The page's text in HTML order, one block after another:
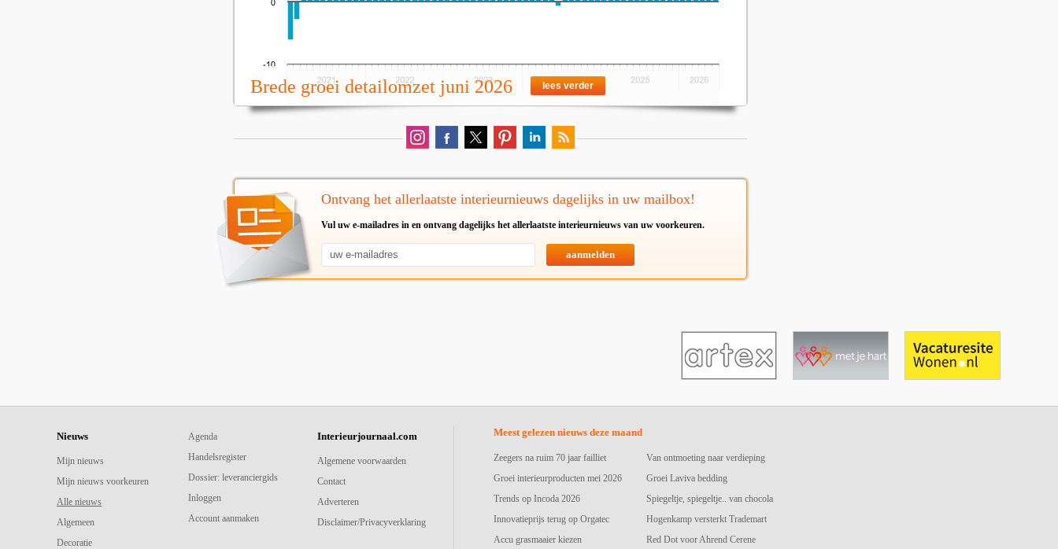
Brede groei detailomzet juni 2026 lees verder
Ontvang het allerlaatste interieurnieuws dagelijks in uw mailbox!
Vul uw e-mailadres in en ontvang dagelijks het allerlaatste interieurnieuws van uw voorkeuren.
aanmelden
Nieuws
Mijn nieuws
Mijn nieuws voorkeuren
Alle nieuws
Algemeen
Decoratie
Agenda
Handelsregister
Dossier: leveranciergids
Inloggen
Account aanmaken
Interieurjournaal.com
Algemene voorwaarden
Contact
Adverteren
Disclaimer/Privacyverklaring
Meest gelezen nieuws deze maand
Zeegers na ruim 70 jaar failliet
Groei interieurproducten mei 2026
Trends op Incoda 2026
Innovatieprijs terug op Orgatec
Accu grasmaaier kiezen
Van ontmoeting naar verdieping
Groei Laviva bedding
Spiegeltje, spiegeltje.. van chocola
Hogenkamp versterkt Trademart
Red Dot voor Ahrend Cerene